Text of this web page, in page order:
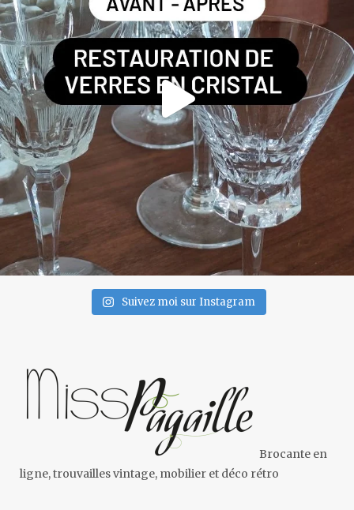
Suivez moi sur Instagram
Brocante en
ligne, trouvailles vintage, mobilier et déco rétro